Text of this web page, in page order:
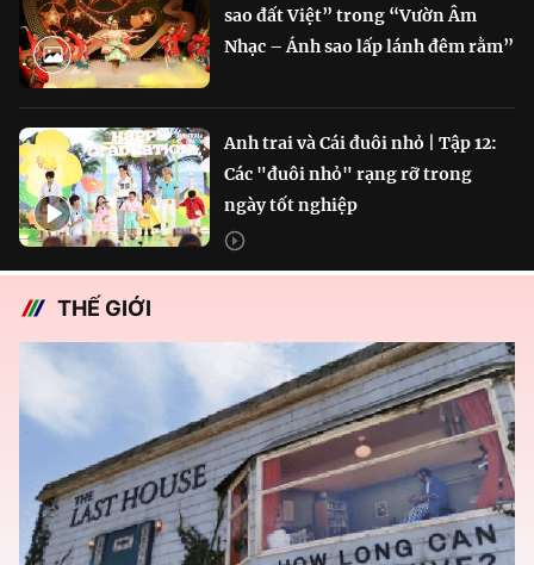
sao đất Việt” trong “Vườn Âm
Nhạc – Ánh sao lấp lánh đêm rằm”
Anh trai và Cái đuôi nhỏ | Tập 12:
Các "đuôi nhỏ" rạng rỡ trong
ngày tốt nghiệp
THẾ GIỚI